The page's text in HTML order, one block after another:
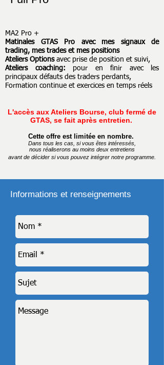
MA2 Pro +
Matinales GTAS Pro avec mes signaux de
trading, mes trades et mes positions
Ateliers Optionsavec prise de position et suivi,
Ateliers coaching: pour en
finir avec les
principaux défauts des traders perdants,
Formation continue et exercices en temps réels
L'accès aux Ateliers Bourse, club fermé de
GTAS, se fait après entretien.
Cette offre est limitée en nombre.
Dans tous les cas, si vous êtes intéressés,
nous réaliserons au moins deux entretiens
avant de décider si vous pouvez intégrer notre programme.
Informations et renseignements